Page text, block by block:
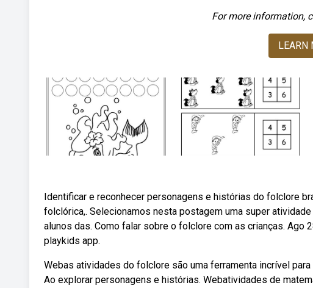
For more information,
LEARN
Identificar e reconhecer personagens e histórias do folclore
folclórica,. Selecionamos nesta postagem uma super
alunos das. Como falar sobre o folclore com as crianças. Ago
playkids app.
Webas atividades do folclore são uma ferramenta incrível
Ao explorar personagens e histórias. Webatividades de